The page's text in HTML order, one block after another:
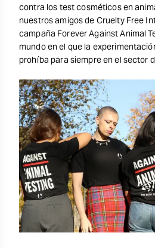
contra los test cosméticos en
nuestros amigos de Cruelty Free
campaña Forever Against Animal
mundo en el que la
prohíba para siempre en el sector